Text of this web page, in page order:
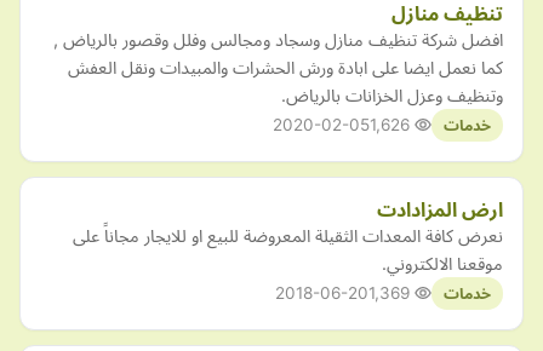
تنظيف منازل
افضل شركة تنظيف منازل وسجاد ومجالس وفلل وقصور بالرياض ,
كما نعمل ايضا على ابادة ورش الحشرات والمبيدات ونقل العفش
وتنظيف وعزل الخزانات بالرياض.
خدمات 2020-02-05
ارض المزادادت
نعرض كافة المعدات الثقيلة المعروضة للبيع او للايجار مجاناً على
موقعنا الالكتروني.
خدمات 2018-06-20